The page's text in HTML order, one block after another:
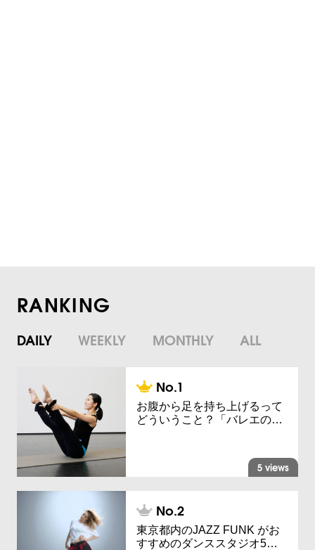
RANKING
DAILY WEEKLY MONTHLY ALL
お腹から足を持ち上げるって
どういうこと？「バレエの…
5 views
東京都内のJAZZ FUNK がお
すすめのダンススタジオ5…